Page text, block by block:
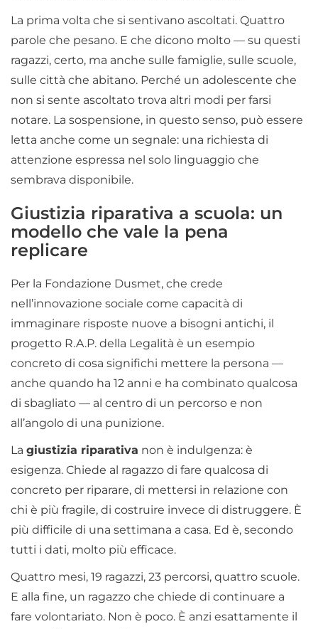
La prima volta che si sentivano ascoltati. Quattro
parole che pesano. E che dicono molto — su questi
ragazzi, certo, ma anche sulle famiglie, sulle scuole,
sulle città che abitano. Perché un adolescente che
non si sente ascoltato trova altri modi per farsi
notare. La sospensione, in questo senso, può essere
letta anche come un segnale: una richiesta di
attenzione espressa nel solo linguaggio che
sembrava disponibile.
Giustizia riparativa a scuola: un
modello che vale la pena
replicare
Per la Fondazione Dusmet, che crede
nell’innovazione sociale come capacità di
immaginare risposte nuove a bisogni antichi, il
progetto R.A.P. della Legalità è un esempio
concreto di cosa significhi mettere la persona —
anche quando ha 12 anni e ha combinato qualcosa
di sbagliato — al centro di un percorso e non
all’angolo di una punizione.
La giustizia riparativa non è indulgenza: è
esigenza. Chiede al ragazzo di fare qualcosa di
concreto per riparare, di mettersi in relazione con
chi è più fragile, di costruire invece di distruggere. È
più difficile di una settimana a casa. Ed è, secondo
tutti i dati, molto più efficace.
Quattro mesi, 19 ragazzi, 23 percorsi, quattro scuole.
E alla fine, un ragazzo che chiede di continuare a
fare volontariato. Non è poco. È anzi esattamente il